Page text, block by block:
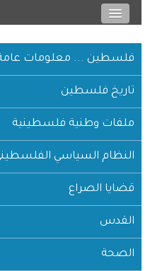
فلسطين ... معلومات
تاريخ فلسطين
ملفات وطنية فلسطينية
النظام السياسي
قضايا الصراع
القدس
الصحة